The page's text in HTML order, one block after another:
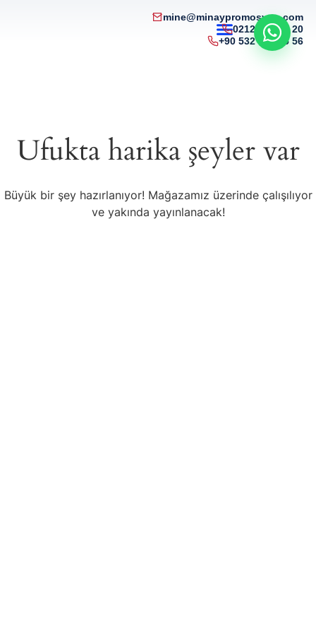
mine@minaypromosyon.com
0212 215 50 20
+90 532 321 85 56
Ufukta harika şeyler var
Büyük bir şey hazırlanıyor! Mağazamız üzerinde çalışılıyor
ve yakında yayınlanacak!